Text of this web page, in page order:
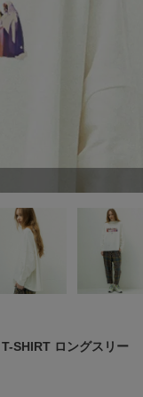
SHIRT ロングスリー